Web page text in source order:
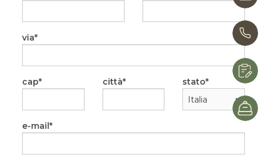
via
cap città stato
e-mail